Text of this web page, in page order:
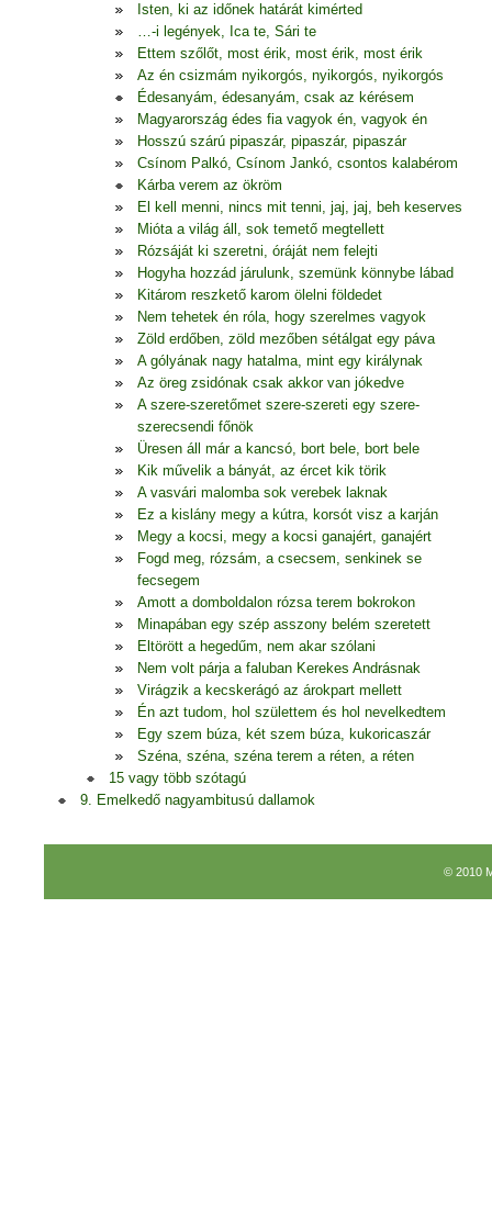
Isten, ki az időnek határát kimérted
…-i legények, Ica te, Sári te
Ettem szőlőt, most érik, most érik, most érik
Az én csizmám nyikorgós, nyikorgós, nyikorgós
Édesanyám, édesanyám, csak az kérésem
Magyarország édes fia vagyok én, vagyok én
Hosszú szárú pipaszár, pipaszár, pipaszár
Csínom Palkó, Csínom Jankó, csontos kalabérom
Kárba verem az ökröm
El kell menni, nincs mit tenni, jaj, jaj, beh keserves
Mióta a világ áll, sok temető megtellett
Rózsáját ki szeretni, óráját nem felejti
Hogyha hozzád járulunk, szemünk könnybe lábad
Kitárom reszkető karom ölelni földedet
Nem tehetek én róla, hogy szerelmes vagyok
Zöld erdőben, zöld mezőben sétálgat egy páva
A gólyának nagy hatalma, mint egy királynak
Az öreg zsidónak csak akkor van jókedve
A szere-szeretőmet szere-szereti egy szere-
szerecsendi főnök
Üresen áll már a kancsó, bort bele, bort bele
Kik művelik a bányát, az ércet kik törik
A vasvári malomba sok verebek laknak
Ez a kislány megy a kútra, korsót visz a karján
Megy a kocsi, megy a kocsi ganajért, ganajért
Fogd meg, rózsám, a csecsem, senkinek se
fecsegem
Amott a domboldalon rózsa terem bokrokon
Minapában egy szép asszony belém szeretett
Eltörött a hegedűm, nem akar szólani
Nem volt párja a faluban Kerekes Andrásnak
Virágzik a kecskerágó az árokpart mellett
Én azt tudom, hol születtem és hol nevelkedtem
Egy szem búza, két szem búza, kukoricaszár
Széna, széna, széna terem a réten, a réten
15 vagy több szótagú
9. Emelkedő nagyambitusú dallamok
© 2010